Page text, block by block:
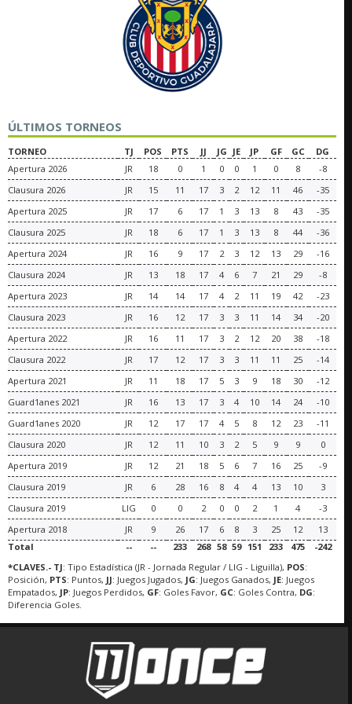
ÚLTIMOS TORNEOS
TORNEO TJ POS PTS JJ JG JE JP GF GC
DG
Apertura 2026
JR 18 0 1 0 0 1 0 8
-8
Clausura 2026
JR 15 11 17 3 2 12 11 46
-35
Apertura 2025
JR 17 6 17 1 3 13 8 43
-35
Clausura 2025
JR 18 6 17 1 3 13 8 44
-36
Apertura 2024
JR 16 9 17 2 3 12 13 29
-16
Clausura 2024
JR 13 18 17 4 6 7 21 29
-8
Apertura 2023
JR 14 14 17 4 2 11 19 42
-23
Clausura 2023
JR 16 12 17 3 3 11 14 34
-20
Apertura 2022
JR 16 11 17 3 2 12 20 38
-18
Clausura 2022
JR 17 12 17 3 3 11 11 25
-14
Apertura 2021
JR 11 18 17 5 3 9 18 30
-12
Guard1anes 2021
JR 16 13 17 3 4 10 14 24
-10
Guard1anes 2020
JR 12 17 17 4 5 8 12 23
-11
Clausura 2020
JR 12 11 10 3 2 5 9 9
0
Apertura 2019
JR 12 21 18 5 6 7 16 25
-9
Clausura 2019
JR 6 28 16 8 4 4 13 10
3
Clausura 2019
LIG 0 0 2 0 0 2 1 4
-3
Apertura 2018
JR 9 26 17 6 8 3 25 12
13
Total
-- -- 233 268 58 59 151 233 475
-242
*CLAVES.- TJ: Tipo Estadística (JR - Jornada Regular / LIG - Liguilla), POS:
Posición, PTS: Puntos, JJ: Juegos Jugados, JG: Juegos Ganados, JE: Juegos
Empatados, JP: Juegos Perdidos, GF: Goles Favor, GC: Goles Contra, DG:
Diferencia Goles.